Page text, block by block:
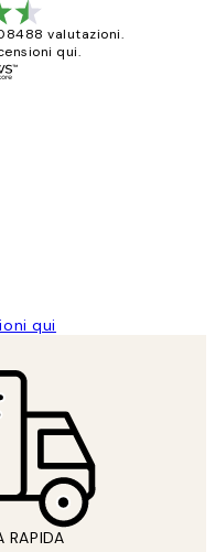
valutazioni.
qui.
qui
RAPIDA